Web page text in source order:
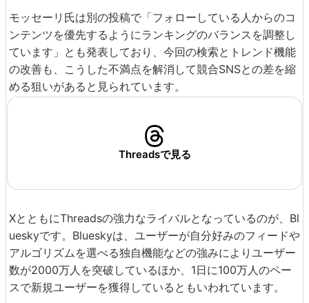
モッセーリ氏は別の投稿で「フォローしている人からのコ
ンテンツを優先するようにランキングのバランスを調整し
ています」とも発表しており、今回の検索とトレンド機能
の改善も、こうした不満点を解消して競合SNSとの差を縮
める狙いがあると見られています。
Threadsで見る
XとともにThreadsの強力なライバルとなっているのが、Bl
ueskyです。Blueskyは、ユーザーが自分好みのフィードや
アルゴリズムを選べる独自機能などの強みによりユーザー
数が2000万人を突破しているほか、1日に100万人のペー
スで新規ユーザーを獲得しているともいわれています。